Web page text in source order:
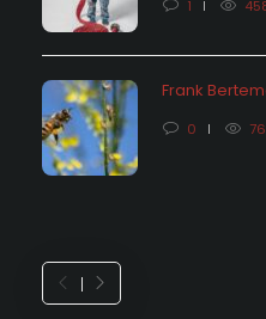
1
Frank
0